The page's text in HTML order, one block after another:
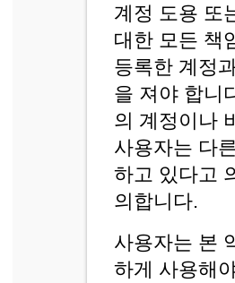
계정 도용 또
대한 모든 책
등록한 계정
을 져야 합니
의 계정이나
사용자는 다
하고 있다고
의합니다.
사용자는 본
하게 사용해